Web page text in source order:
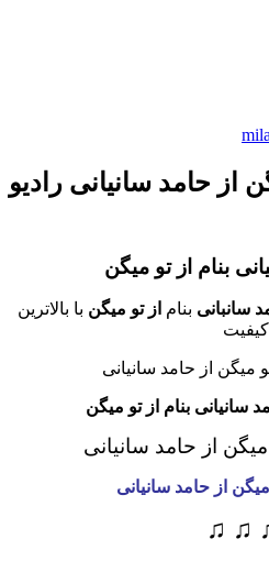
از حامد سانیانی رادیو
بنام از تو میگن
سانبانی بنام از تو میگن با بالاترین
کیفیت
سانیانی بنام از تو میگن
میگن از حامد سانیانی
از حامد سانیانی
♫ ♫